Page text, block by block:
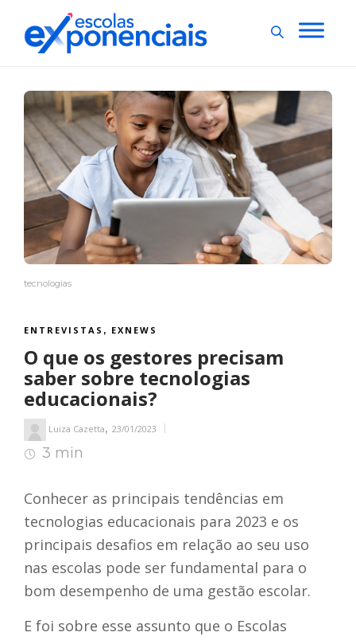
tecnologias
ENTREVISTAS , EXNEWS
O que os gestores precisam
saber sobre tecnologias
educacionais?
Luiza Cazetta, 23/01/2023
3 min
Conhecer as principais tendências em
tecnologias educacionais para 2023 e os
principais desafios em relação ao seu uso
nas escolas pode ser fundamental para o
bom desempenho de uma gestão escolar.
E foi sobre esse assunto que o Escolas